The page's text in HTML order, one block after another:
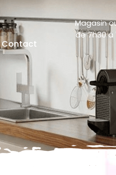
Magasin
de 7h30 à
Contact